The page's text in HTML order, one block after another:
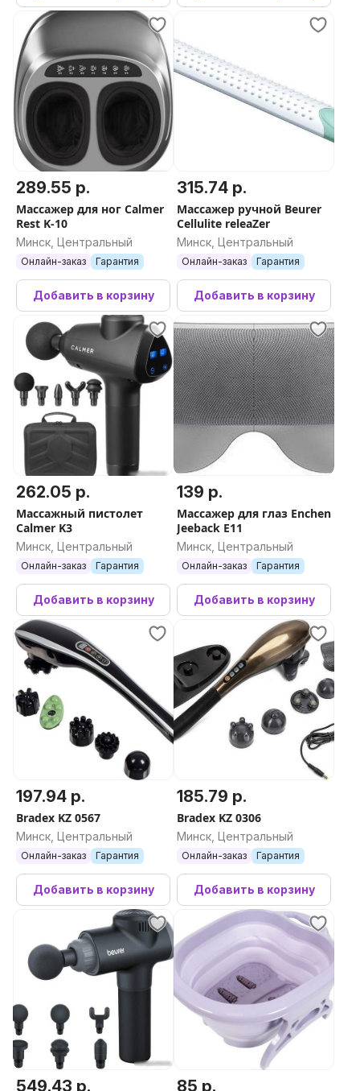
289.55 р.
Массажер для ног Calmer
Rest K-10
Минск, Центральный
Онлайн-заказ Гарантия
Добавить в корзину
315.74 р.
Массажер ручной Beurer
Cellulite releaZer
Минск, Центральный
Онлайн-заказ Гарантия
Добавить в корзину
262.05 р.
Массажный пистолет
Calmer K3
Минск, Центральный
Онлайн-заказ Гарантия
Добавить в корзину
139 р.
Массажер для глаз Enchen
Jeeback E11
Минск, Центральный
Онлайн-заказ Гарантия
Добавить в корзину
197.94 р.
Bradex KZ 0567
Минск, Центральный
Онлайн-заказ Гарантия
Добавить в корзину
185.79 р.
Bradex KZ 0306
Минск, Центральный
Онлайн-заказ Гарантия
Добавить в корзину
549.43 р. 85 р.